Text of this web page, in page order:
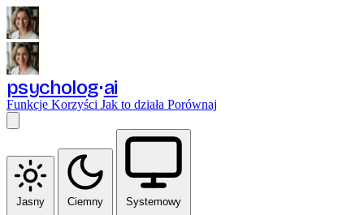
psycholog ai
Funkcje Korzyści Jak to działa Porównaj
Jasny Ciemny Systemowy